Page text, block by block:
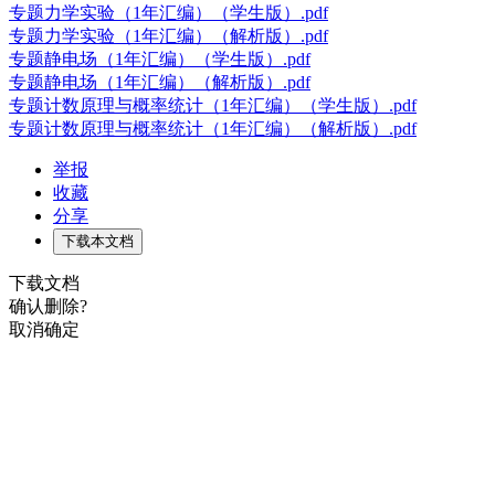
专题力学实验（1年汇编）（学生版）.pdf
专题力学实验（1年汇编）（解析版）.pdf
专题静电场（1年汇编）（学生版）.pdf
专题静电场（1年汇编）（解析版）.pdf
专题计数原理与概率统计（1年汇编）（学生版）.pdf
专题计数原理与概率统计（1年汇编）（解析版）.pdf
举报
收藏
分享
下载本文档
下载文档
确认删除?
取消确定